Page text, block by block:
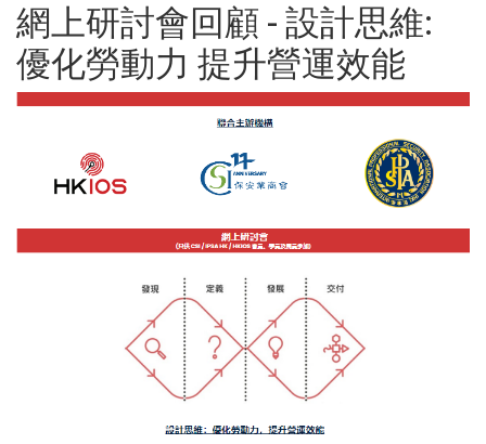
網上研討會回顧 - 設計思維:
優化勞動力 提升營運效能